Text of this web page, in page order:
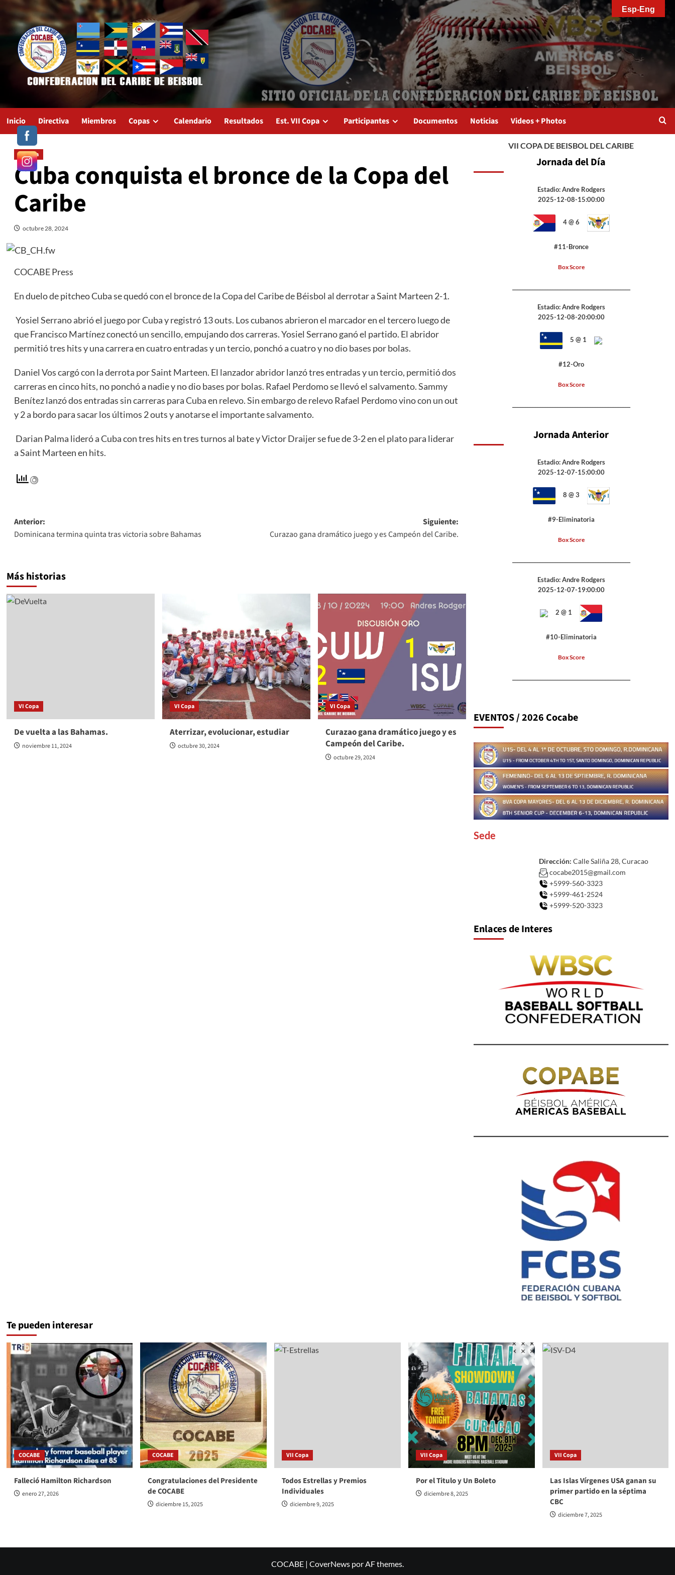
Saltar
contenido
Inicio Directiva Miembros Copas Calendario Resultados Est. VII Copa Participantes Documentos Noticias Videos + Photos
VI Copa
Cuba conquista el bronce de la Copa del
Caribe
octubre 28, 2024
COCABE Press
En duelo de pitcheo Cuba se quedó con el bronce de la Copa del Caribe de Béisbol al derrotar a Saint Marteen 2-1.
Yosiel Serrano abrió el juego por Cuba y registró 13 outs. Los cubanos abrieron el marcador en el tercero luego de
que Francisco Martínez conectó un sencillo, empujando dos carreras. Yosiel Serrano ganó el partido. El abridor
permitió tres hits y una carrera en cuatro entradas y un tercio, ponchó a cuatro y no dio bases por bolas.
Daniel Vos cargó con la derrota por Saint Marteen. El lanzador abridor lanzó tres entradas y un tercio, permitió dos
carreras en cinco hits, no ponchó a nadie y no dio bases por bolas. Rafael Perdomo se llevó el salvamento. Sammy
Benítez lanzó dos entradas sin carreras para Cuba en relevo. Sin embargo de relevo Rafael Perdomo vino con un out
y 2 a bordo para sacar los últimos 2 outs y anotarse el importante salvamento.
Darian Palma lideró a Cuba con tres hits en tres turnos al bate y Victor Draijer se fue de 3-2 en el plato para liderar
a Saint Marteen en hits.
Navegación
de
Anterior:
Dominicana termina quinta tras victoria sobre Bahamas
Siguiente:
Curazao gana dramático juego y es Campeón del Caribe.
Más historias
VI Copa
De vuelta a las Bahamas.
noviembre 11, 2024
VI Copa
Aterrizar, evolucionar, estudiar
octubre 30, 2024
VI Copa
Curazao gana dramático juego y es
Campeón del Caribe.
octubre 29, 2024
VII COPA DE BEISBOL DEL CARIBE
Jornada del Día
Estadio: Andre Rodgers
2025-12-08-15:00:00
4 @ 6
#11-Bronce
Box Score
Estadio: Andre Rodgers
2025-12-08-20:00:00
5 @ 1
#12-Oro
Box Score
Jornada Anterior
Estadio: Andre Rodgers
2025-12-07-15:00:00
8 @ 3
#9-Eliminatoria
Box Score
Estadio: Andre Rodgers
2025-12-07-19:00:00
2 @ 1
#10-Eliminatoria
Box Score
EVENTOS / 2026 Cocabe
Sede
Dirección: Calle Saliña 28, Curacao
cocabe2015@gmail.com
+5999-560-3323
+5999-461-2524
+5999-520-3323
Enlaces de Interes
Te pueden interesar
COCABE
Falleció Hamilton Richardson
enero 27, 2026
COCABE
Congratulaciones del Presidente
de COCABE
diciembre 15, 2025
VII Copa
Todos Estrellas y Premios
Individuales
diciembre 9, 2025
VII Copa
Por el Titulo y Un Boleto
diciembre 8, 2025
VII Copa
Las Islas Vírgenes USA ganan su
primer partido en la séptima
CBC
diciembre 7, 2025
COCABE | CoverNews por AF themes.
Esp-Eng